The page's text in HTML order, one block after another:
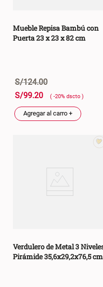
Mueble Repisa Bambú con
Puerta 23 x 23 x 82 cm
S/124.00
S/99.20 ( -20% dscto )
Agregar al carro +
Verdulero de Metal 3
Pirámide 35,6x29,2x76,5 cm